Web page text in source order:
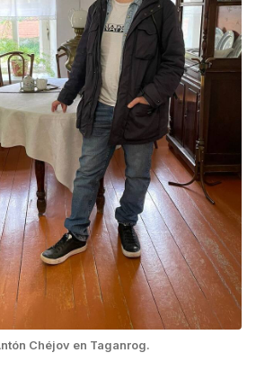
Chéjov en Taganrog.